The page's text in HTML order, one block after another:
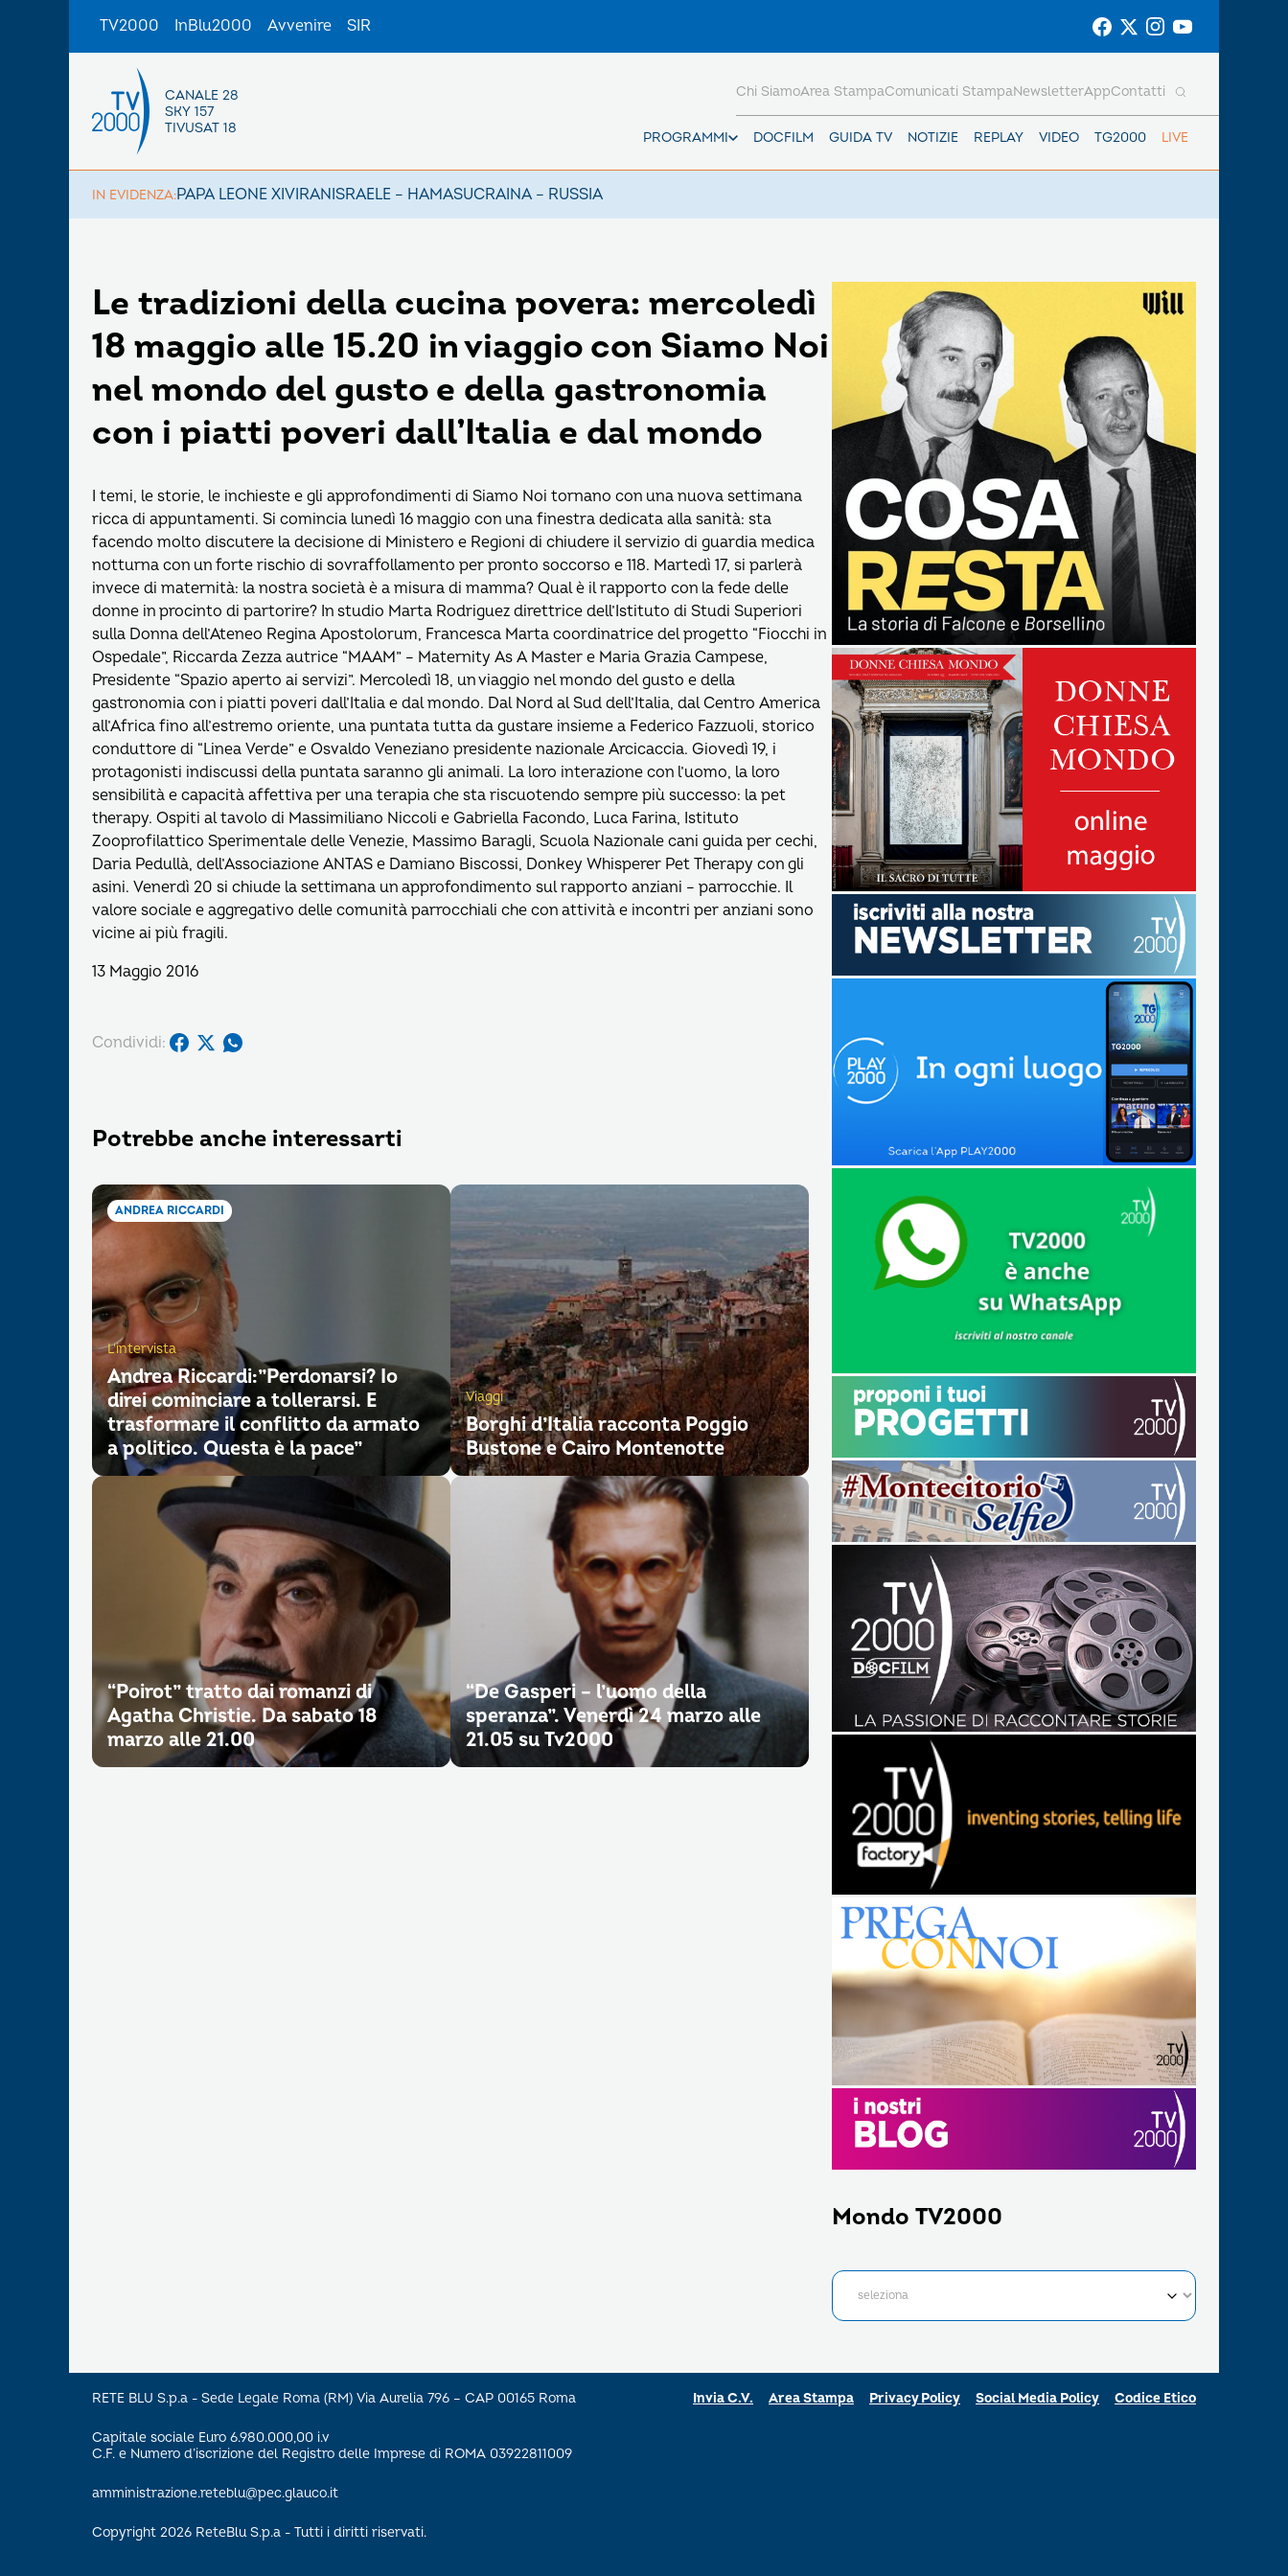
TV2000 InBlu2000 Avvenire SIR
CANALE 28
SKY 157
TIVUSAT 18
PROGRAMMI DOCFILM GUIDA TV NOTIZIE REPLAY VIDEO TG2000 LIVE
Chi SiamoArea StampaComunicati StampaNewsletterAppContatti
IN EVIDENZA:PAPA LEONE XIVIRANISRAELE – HAMASUCRAINA – RUSSIA
Le tradizioni della cucina povera: mercoledì
18 maggio alle 15.20 in viaggio con Siamo Noi
nel mondo del gusto e della gastronomia
con i piatti poveri dall’Italia e dal mondo
I temi, le storie, le inchieste e gli approfondimenti di Siamo Noi tornano con una nuova settimana
ricca di appuntamenti. Si comincia lunedì 16 maggio con una finestra dedicata alla sanità: sta
facendo molto discutere la decisione di Ministero e Regioni di chiudere il servizio di guardia medica
notturna con un forte rischio di sovraffollamento per pronto soccorso e 118. Martedì 17, si parlerà
invece di maternità: la nostra società è a misura di mamma? Qual è il rapporto con la fede delle
donne in procinto di partorire? In studio Marta Rodriguez direttrice dell’Istituto di Studi Superiori
sulla Donna dell’Ateneo Regina Apostolorum, Francesca Marta coordinatrice del progetto “Fiocchi in
Ospedale”, Riccarda Zezza autrice “MAAM” – Maternity As A Master e Maria Grazia Campese,
Presidente “Spazio aperto ai servizi”. Mercoledì 18, un viaggio nel mondo del gusto e della
gastronomia con i piatti poveri dall’Italia e dal mondo. Dal Nord al Sud dell’Italia, dal Centro America
all’Africa fino all’estremo oriente, una puntata tutta da gustare insieme a Federico Fazzuoli, storico
conduttore di “Linea Verde” e Osvaldo Veneziano presidente nazionale Arcicaccia. Giovedì 19, i
protagonisti indiscussi della puntata saranno gli animali. La loro interazione con l’uomo, la loro
sensibilità e capacità affettiva per una terapia che sta riscuotendo sempre più successo: la pet
therapy. Ospiti al tavolo di Massimiliano Niccoli e Gabriella Facondo, Luca Farina, Istituto
Zooprofilattico Sperimentale delle Venezie, Massimo Baragli, Scuola Nazionale cani guida per cechi,
Daria Pedullà, dell’Associazione ANTAS e Damiano Biscossi, Donkey Whisperer Pet Therapy con gli
asini. Venerdì 20 si chiude la settimana un approfondimento sul rapporto anziani – parrocchie. Il
valore sociale e aggregativo delle comunità parrocchiali che con attività e incontri per anziani sono
vicine ai più fragili.
13 Maggio 2016
Condividi:
Potrebbe anche interessarti
ANDREA RICCARDI
L'intervista
Andrea Riccardi:”Perdonarsi? Io
direi cominciare a tollerarsi. E
trasformare il conflitto da armato
a politico. Questa è la pace”
Viaggi
Borghi d’Italia racconta Poggio
Bustone e Cairo Montenotte
“Poirot” tratto dai romanzi di
Agatha Christie. Da sabato 18
marzo alle 21.00
“De Gasperi – l’uomo della
speranza”. Venerdì 24 marzo alle
21.05 su Tv2000
Mondo TV2000
RETE BLU S.p.a - Sede Legale Roma (RM) Via Aurelia 796 – CAP 00165 Roma
Capitale sociale Euro 6.980.000,00 i.v
C.F. e Numero d’iscrizione del Registro delle Imprese di ROMA 03922811009
amministrazione.reteblu@pec.glauco.it
Copyright 2026 ReteBlu S.p.a - Tutti i diritti riservati.
Invia C.V. Area Stampa Privacy Policy Social Media Policy Codice Etico